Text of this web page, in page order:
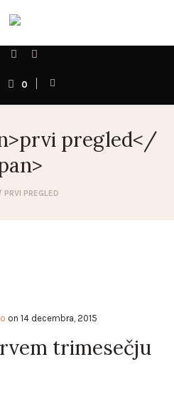
0
pregled</
PRVI PREGLED
on 14 decembra, 2015
trimesečju